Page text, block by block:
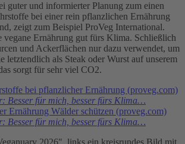
guter und informierter Planung zum einen
bei einer rein pflanzlichen Ernährung
zeigt zum Beispiel ProVeg International.
vegane Ernährung gut fürs Klima. Schließlich
und Ackerflächen nur dazu verwendet, um
letztendlich als Steak oder Wurst auf unserem
sorgt für sehr viel CO2.
bei pflanzlicher Ernährung (proveg.com)
Besser für mich, besser fürs Klima…
Ernährung Wälder schützen (proveg.com)
Besser für mich, besser fürs Klima…